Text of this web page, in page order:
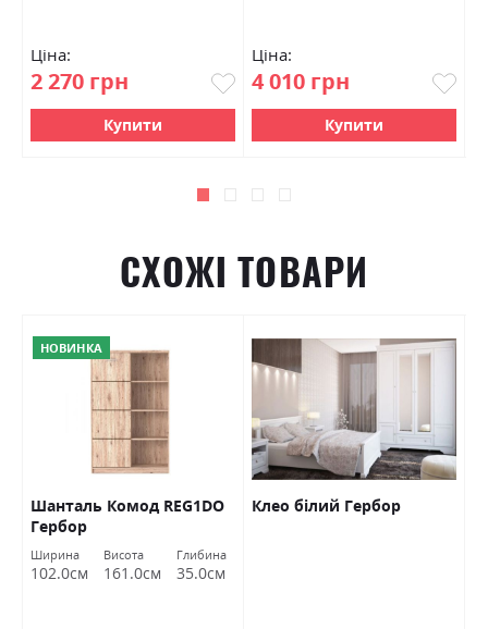
Ціна:
2 270 грн
Купити
Ціна:
4 010 грн
Купити
СХОЖІ ТОВАРИ
НОВИНКА
Шанталь Комод REG1DO
Гербор
Ширина
102.0см
Висота
161.0см
Глибина
35.0см
Клео білий Гербор